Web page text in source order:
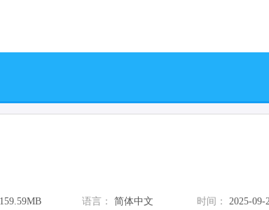
159.59MB 语言： 简体中文 时间： 2025-09-